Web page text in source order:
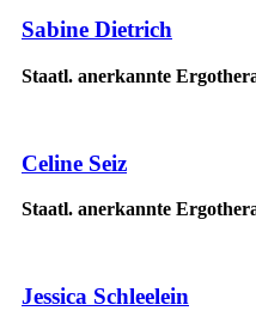
Sabine Dietrich
Staatl. anerkannte
Celine Seiz
Staatl. anerkannte
Jessica Schleelein